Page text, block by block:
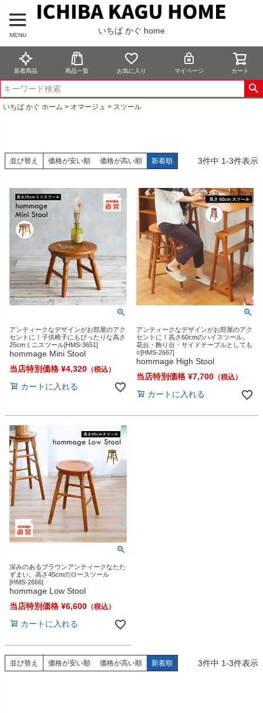
MENU いちば かぐ home
新着商品 商品一覧 お気に入り マイページ カート
いちば かぐ ホーム オマージュ スツール
並び替え 価格が安い順 価格が高い順 新着順 3件中 1-3件表示
アンティークなデザインがお部屋のアク
セントに！子供椅子にもぴったりな高さ
25cmミニスツール[HMS-3651]
hommage Mini Stool
当店特別価格 ¥4,320
カートに入れる
アンティークなデザインがお部屋のアク
セントに！高さ60cmのハイスツール。
花台・飾り台・サイドテーブルとしても
○[HMS-2667]
hommage High Stool
当店特別価格 ¥7,700
カートに入れる
深みのあるブラウンアンティークなたた
ずまい。高さ45cmのロースツール
[HMS-2666]
hommage Low Stool
当店特別価格 ¥6,600
カートに入れる
並び替え 価格が安い順 価格が高い順 新着順 3件中 1-3件表示